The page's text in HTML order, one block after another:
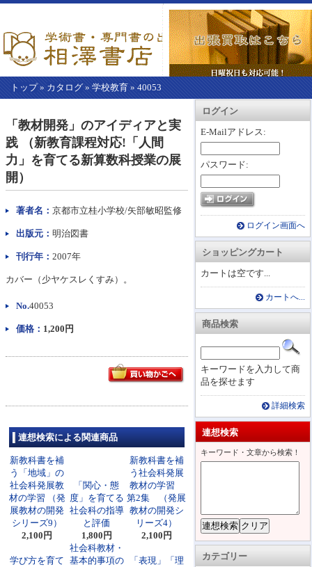
トップ» カタログ » 学校教育 » 40053
カートを見る
ログイン
E-Mailアドレス:
パスワード:
ログイン画面へ
ショッピングカート
カートは空です...
カートへ...
商品検索
キーワードを入力して商
品を探せます
詳細検索
連想検索
キーワード・文章から検索！
カテゴリー
ら
本
文】
「教材開発」のアイディアと実
践 （新教育課程対応!「人間
力」を育てる新算数科授業の展
開）
著者名： 京都市立桂小学校/矢部敏昭監修
出版元： 明治図書
刊行年： 2007年
カバー（少ヤケスレくすみ）。
No.40053
価格： 1,200円
連想検索による関連商品
新教科書を補
う「地域」の
社会科発展教
材の学習 （発
展教材の開発
シリーズ9）
2,100円
「関心・態
度」を育てる
社会科の指導
と評価
1,800円
新教科書を補
う社会科発展
教材の学習
第2集 （発展
教材の開発シ
リーズ4）
2,100円
学び方を育て
社会科教材・
基本的事項の
「表現」「理